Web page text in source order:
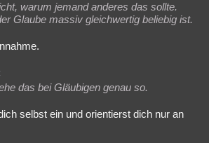
warum jemand anderes das sollte.
Glaube massiv gleichwertig beliebig ist.
das bei Gläubigen genau so.
selbst ein und orientierst dich nur an